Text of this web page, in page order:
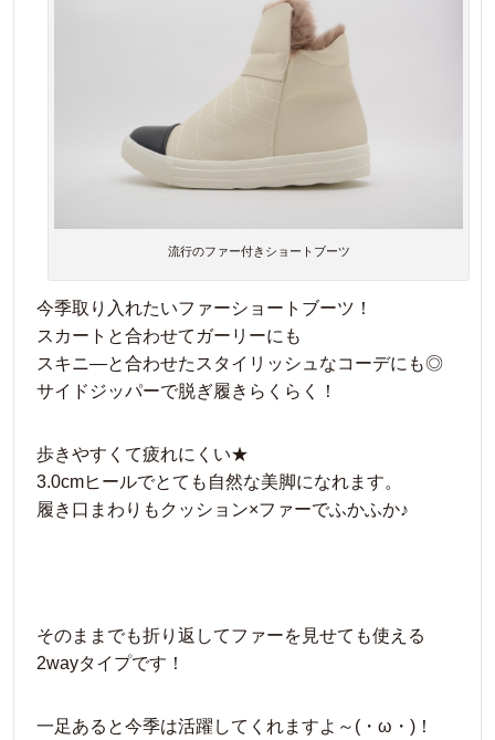
流行のファー付きショートブーツ
今季取り入れたいファーショートブーツ！
スカートと合わせてガーリーにも
スキニ―と合わせたスタイリッシュなコーデにも◎
サイドジッパーで脱ぎ履きらくらく！
歩きやすくて疲れにくい★
3.0cmヒールでとても自然な美脚になれます。
履き口まわりもクッション×ファーでふかふか♪
そのままでも折り返してファーを見せても使える
2wayタイプです！
一足あると今季は活躍してくれますよ～(・ω・)！